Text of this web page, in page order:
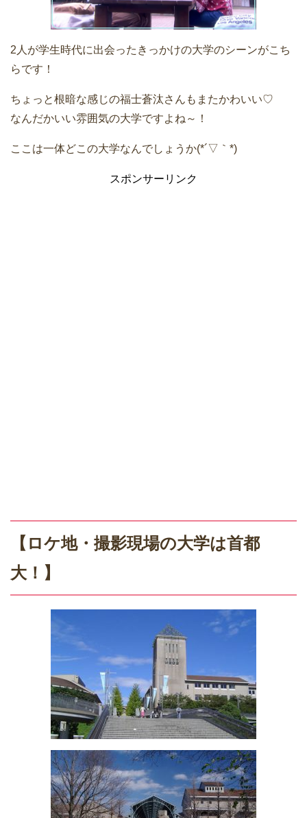
2人が学生時代に出会ったきっかけの大学のシーンがこち
らです！
ちょっと根暗な感じの福士蒼汰さんもまたかわいい♡
なんだかいい雰囲気の大学ですよね～！
ここは一体どこの大学なんでしょうか(*´▽｀*)
スポンサーリンク
【ロケ地・撮影現場の大学は首都
大！】